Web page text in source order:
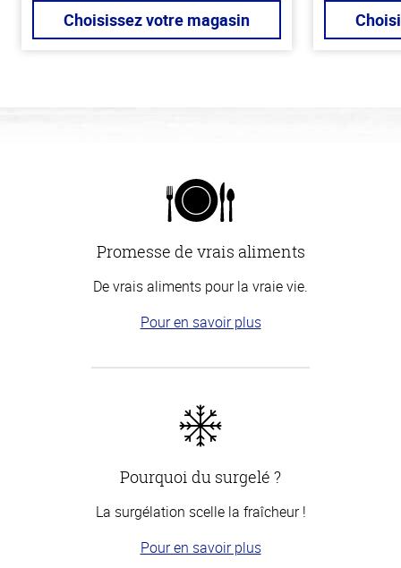
Choisissez votre magasin
Promesse de vrais aliments
De vrais aliments pour la vraie vie.
Pour en savoir plus
Pourquoi du surgelé ?
La surgélation scelle la fraîcheur !
Pour en savoir plus